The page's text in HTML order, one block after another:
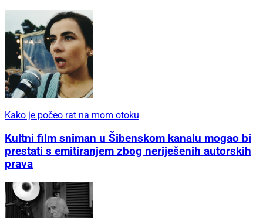
Kako je počeo rat na mom otoku
Kultni film sniman u Šibenskom kanalu mogao bi
prestati s emitiranjem zbog neriješenih autorskih
prava